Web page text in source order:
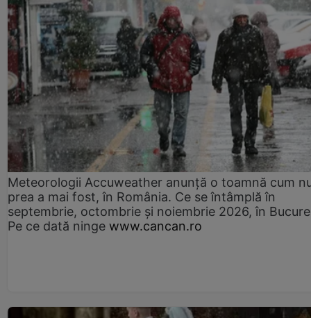
Meteorologii Accuweather anunță o toamnă cum
prea a mai fost, în România. Ce se întâmplă în
septembrie, octombrie și noiembrie 2026, în
Pe ce dată ninge www.cancan.ro